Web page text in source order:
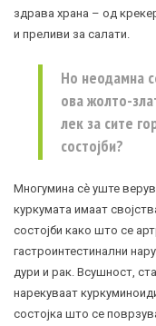
здрава храна – од
и преливи за салати.
Но неодамна
ова жолто-
лек за сите
состојби?
Многумина сè уште
куркумата имаат
состојби како што се
гастроинтестинални
дури и рак. Всушност,
нарекуваат
состојка што се